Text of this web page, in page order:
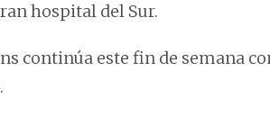
hospital del Sur.
continúa este fin de semana